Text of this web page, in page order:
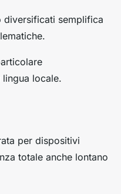
diversificati semplifica
locale.
per dispositivi
totale anche lontano